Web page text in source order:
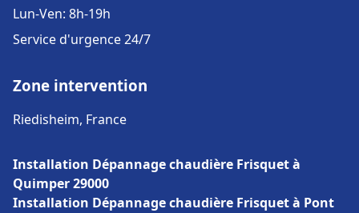
Lun-Ven: 8h-19h
Service d'urgence 24/7
Zone intervention
Riedisheim, France
Installation Dépannage chaudière Frisquet à
Quimper 29000
Installation Dépannage chaudière Frisquet à Pont